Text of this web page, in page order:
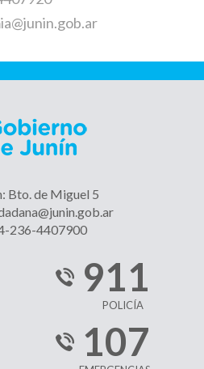
Bto. de Miguel 5
236-4407900
911
POLICÍA
107